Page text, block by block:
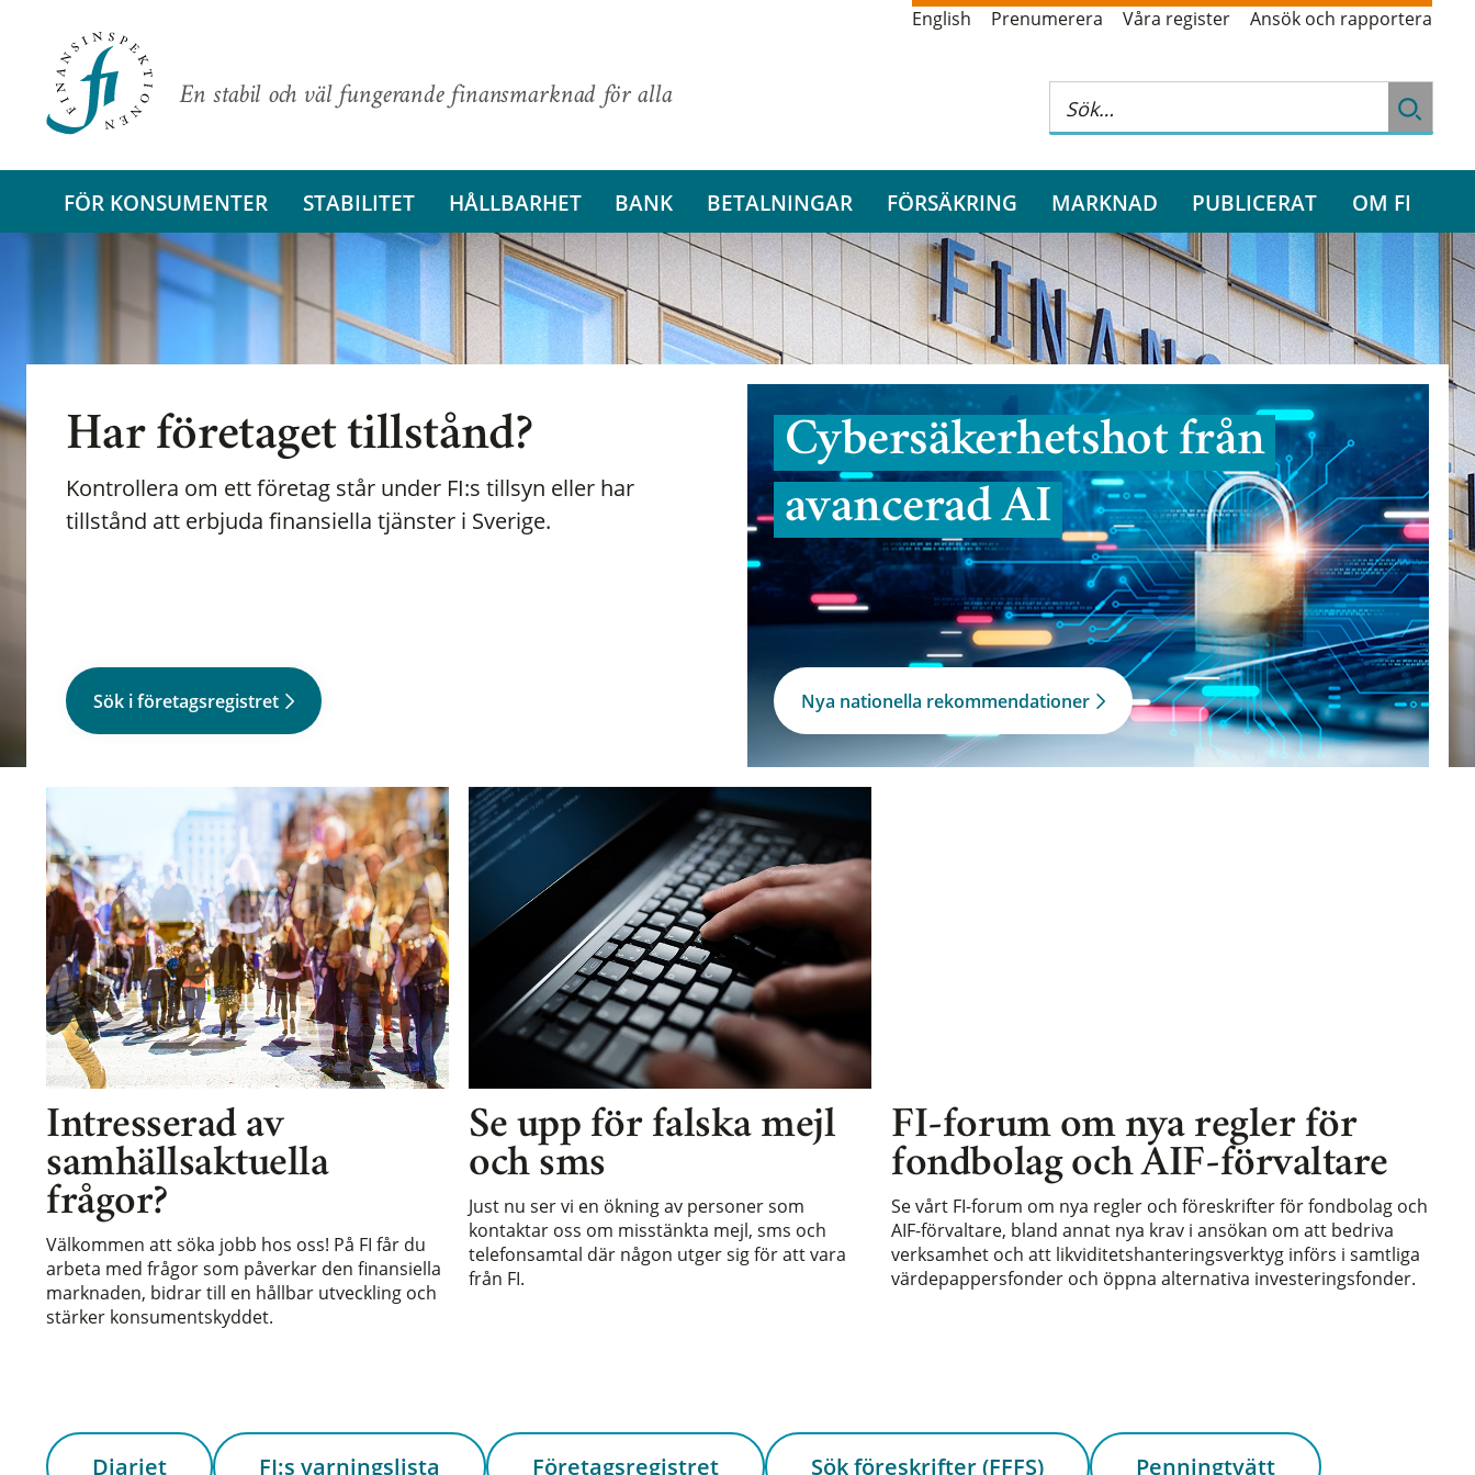
En stabil och väl fungerande finansmarknad för alla
English Prenumerera Våra register Ansök och rapportera
FÖR KONSUMENTER STABILITET HÅLLBARHET BANK BETALNINGAR FÖRSÄKRING MARKNAD PUBLICERAT OM FI
Har företaget tillstånd?
Kontrollera om ett företag står under FI:s tillsyn eller har
tillstånd att erbjuda finansiella tjänster i Sverige.
Sök i företagsregistret
Cybersäkerhetshot från
avancerad AI
Nya nationella rekommendationer
Intresserad av
samhällsaktuella
frågor?
Välkommen att söka jobb hos oss! På FI får du
arbeta med frågor som påverkar den finansiella
marknaden, bidrar till en hållbar utveckling och
stärker konsumentskyddet.
Se upp för falska mejl
och sms
Just nu ser vi en ökning av personer som
kontaktar oss om misstänkta mejl, sms och
telefonsamtal där någon utger sig för att vara
från FI.
FI-forum om nya regler för
fondbolag och AIF-förvaltare
Se vårt FI-forum om nya regler och föreskrifter för fondbolag och
AIF-förvaltare, bland annat nya krav i ansökan om att bedriva
verksamhet och att likviditetshanteringsverktyg införs i samtliga
värdepappersfonder och öppna alternativa investeringsfonder.
Diariet FI:s varningslista Företagsregistret Sök föreskrifter (FFFS) Penningtvätt